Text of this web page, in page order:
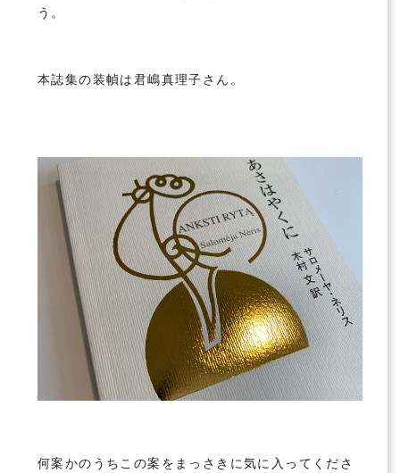
う。
本誌集の装幀は君嶋真理子さん。
何案かのうちこの案をまっさきに気に入ってくださ